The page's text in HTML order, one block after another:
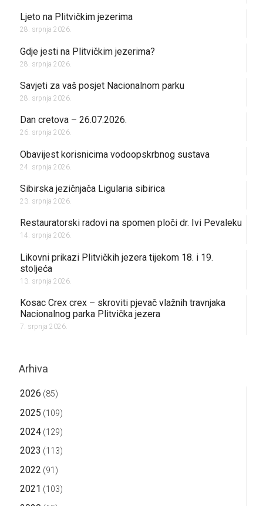
Ljeto na Plitvičkim jezerima
28. srpnja 2026.
Gdje jesti na Plitvičkim jezerima?
28. srpnja 2026.
Savjeti za vaš posjet Nacionalnom parku
28. srpnja 2026.
Dan cretova – 26.07.2026.
26. srpnja 2026.
Obavijest korisnicima vodoopskrbnog sustava
24. srpnja 2026.
Sibirska jezičnjača Ligularia sibirica
23. srpnja 2026.
Restauratorski radovi na spomen ploči dr. Ivi Pevaleku
14. srpnja 2026.
Likovni prikazi Plitvičkih jezera tijekom 18. i 19.
stoljeća
13. srpnja 2026.
Kosac Crex crex – skroviti pjevač vlažnih travnjaka
Nacionalnog parka Plitvička jezera
7. srpnja 2026.
Arhiva
2026 (85)
2025 (109)
2024(129)
2023 (113)
2022 (91)
2021 (103)